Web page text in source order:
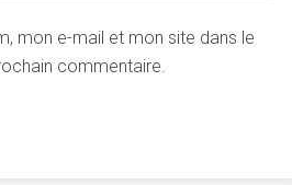
mon e-mail et mon site dans le
commentaire.